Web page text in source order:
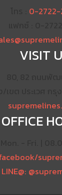
0-2722-
VISIT
OFFICE
LINE@: